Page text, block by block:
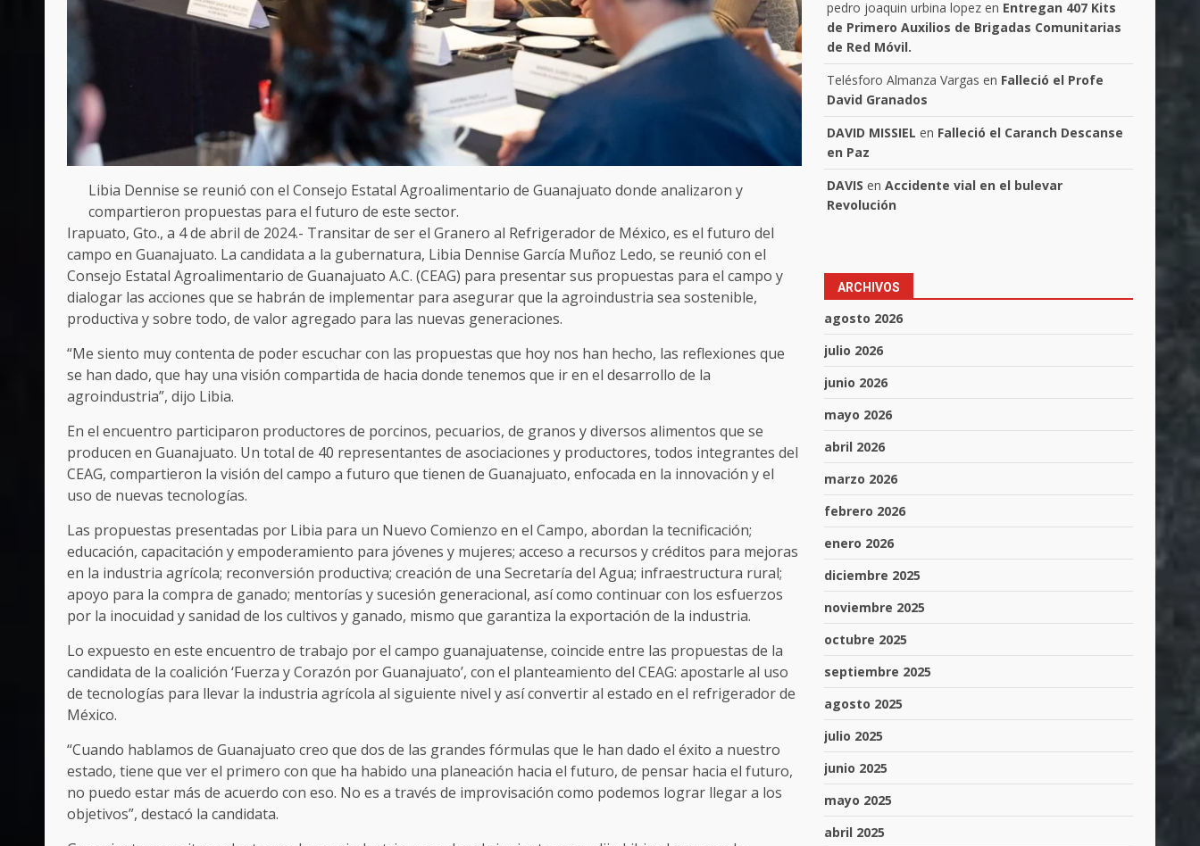
Libia Dennise se reunió con el Consejo Estatal Agroalimentario de Guanajuato donde analizaron y
compartieron propuestas para el futuro de este sector.
Irapuato, Gto., a 4 de abril de 2024.- Transitar de ser el Granero al Refrigerador de México, es el futuro del
campo en Guanajuato. La candidata a la gubernatura, Libia Dennise García Muñoz Ledo, se reunió con el
Consejo Estatal Agroalimentario de Guanajuato A.C. (CEAG) para presentar sus propuestas para el campo y
dialogar las acciones que se habrán de implementar para asegurar que la agroindustria sea sostenible,
productiva y sobre todo, de valor agregado para las nuevas generaciones.
“Me siento muy contenta de poder escuchar con las propuestas que hoy nos han hecho, las reflexiones que
se han dado, que hay una visión compartida de hacia donde tenemos que ir en el desarrollo de la
agroindustria”, dijo Libia.
En el encuentro participaron productores de porcinos, pecuarios, de granos y diversos alimentos que se
producen en Guanajuato. Un total de 40 representantes de asociaciones y productores, todos integrantes del
CEAG, compartieron la visión del campo a futuro que tienen de Guanajuato, enfocada en la innovación y el
uso de nuevas tecnologías.
Las propuestas presentadas por Libia para un Nuevo Comienzo en el Campo, abordan la tecnificación;
educación, capacitación y empoderamiento para jóvenes y mujeres; acceso a recursos y créditos para mejoras
en la industria agrícola; reconversión productiva; creación de una Secretaría del Agua; infraestructura rural;
apoyo para la compra de ganado; mentorías y sucesión generacional, así como continuar con los esfuerzos
por la inocuidad y sanidad de los cultivos y ganado, mismo que garantiza la exportación de la industria.
Lo expuesto en este encuentro de trabajo por el campo guanajuatense, coincide entre las propuestas de la
candidata de la coalición ‘Fuerza y Corazón por Guanajuato’, con el planteamiento del CEAG: apostarle al uso
de tecnologías para llevar la industria agrícola al siguiente nivel y así convertir al estado en el refrigerador de
México.
“Cuando hablamos de Guanajuato creo que dos de las grandes fórmulas que le han dado el éxito a nuestro
estado, tiene que ver el primero con que ha habido una planeación hacia el futuro, de pensar hacia el futuro,
no puedo estar más de acuerdo con eso. No es a través de improvisación como podemos lograr llegar a los
objetivos”, destacó la candidata.
pedro joaquin urbina lopez en Entregan 407 Kits
de Primero Auxilios de Brigadas Comunitarias
de Red Móvil.
Telésforo Almanza Vargas en Falleció el Profe
David Granados
DAVID MISSIEL en Falleció el Caranch Descanse
en Paz
DAVIS enAccidente vial en el bulevar
Revolución
ARCHIVOS
agosto 2026
julio 2026
junio 2026
mayo 2026
abril 2026
marzo 2026
febrero 2026
enero 2026
diciembre 2025
noviembre 2025
octubre 2025
septiembre 2025
agosto 2025
julio 2025
junio 2025
mayo 2025
abril 2025